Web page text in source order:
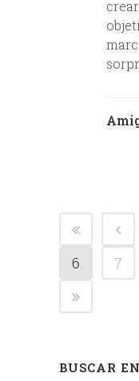
6
7
BUSCAR